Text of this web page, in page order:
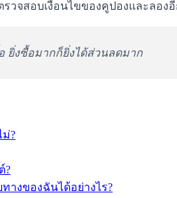
จสอบเงื่อนไขของคูปองและลอง
ยิ่งซื้อมากก็ยิ่งได้ส่วนลดมาก
ม่?
?
างของฉันได้อย่างไร?